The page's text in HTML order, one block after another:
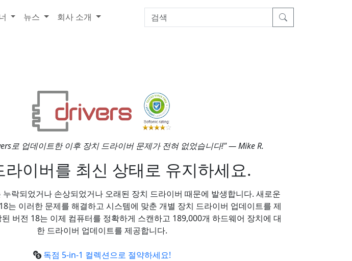
뉴스 회사 소개
로 업데이트한 이후 장치 드라이버 문제가 전혀 없었습니다!" — Mike R.
라이버를 최신 상태로 유지하세요.
누락되었거나 손상되었거나 오래된 장치 드라이버 때문에 발생합니다. 새로운
는 이러한 문제를 해결하고 시스템에 맞춘 개별 장치 드라이버 업데이트를 제
버전 18는 이제 컴퓨터를 정확하게 스캔하고 189,000개 하드웨어 장치에 대
한 드라이버 업데이트를 제공합니다.
독점 5-in-1 컬렉션으로 절약하세요!